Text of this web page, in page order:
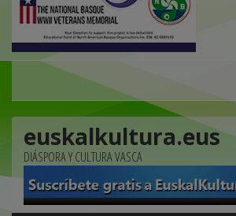
euskalkultura.eus
DIÁSPORA Y CULTURA VASCA